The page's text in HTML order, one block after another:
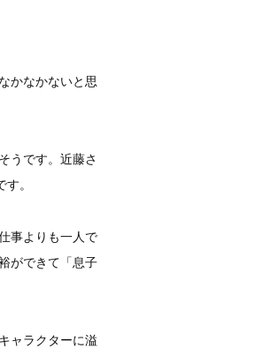
かなかないと思
うです。近藤さ
。
事よりも一人で
ができて「息子
ャラクターに溢